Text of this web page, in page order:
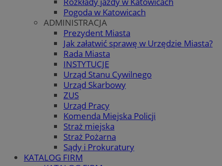
Pogoda w Katowicach
ADMINISTRACJA
Prezydent Miasta
Jak załatwić sprawę w Urzędzie Miasta?
Rada Miasta
INSTYTUCJE
Urząd Stanu Cywilnego
Urząd Skarbowy
ZUS
Urząd Pracy
Komenda Miejska Policji
Straż miejska
Straż Pożarna
Sądy i Prokuratury
KATALOG FIRM